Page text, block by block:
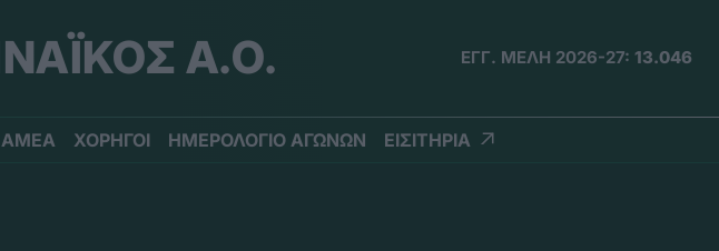
Α.Ο. ΕΓΓ. ΜΕΛΗ 2026-27: 13.046
ΧΟΡΗΓΟΙ ΗΜΕΡΟΛΟΓΙΟ ΑΓΩΝΩΝ ΕΙΣΙΤΗΡΙΑ